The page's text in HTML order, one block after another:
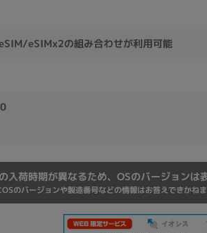
eSIMx2の組み合わせが利用可能
入荷時期が異なるため、OSのバージョンは
のバージョンや製造番号などの情報はお答えできかね
ンク
Core i7
モニタサイズ